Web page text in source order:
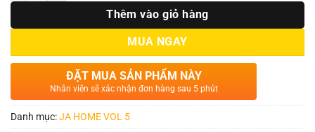
Thêm vào giỏ hàng
MUA NGAY
ĐẶT MUA SẢN PHẨM NÀY
Nhân viên sẽ xác nhận đơn hàng sau 5 phút
Danh mục:JA HOME VOL 5